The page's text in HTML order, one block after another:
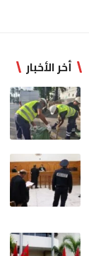
أخر الأخبار